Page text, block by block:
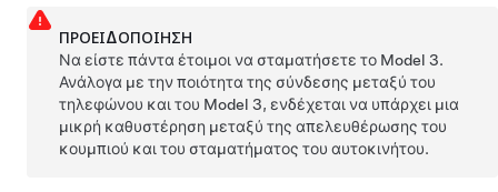
ΠΡΟΕΙΔΟΠΟΊΗΣΗ
Να είστε πάντα έτοιμοι να σταματήσετε το Model 3.
Ανάλογα με την ποιότητα της σύνδεσης μεταξύ του
τηλεφώνου και του Model 3, ενδέχεται να υπάρχει μια
μικρή καθυστέρηση μεταξύ της απελευθέρωσης του
κουμπιού και του σταματήματος του αυτοκινήτου.